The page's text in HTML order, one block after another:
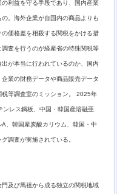
利益を守る手段であり、国内産業
。海外企業が自国内の商品よりも
価格差を相殺する関税をかける措
査を行うのが経産省の特殊関税等
が本当に行われているのか、国内
業の財務データや商品販売データ
等調査室のミッション。 2025年
レス鋼板、中国・韓国産溶融亜
、韓国産炭酸カリウム、韓国・中
調査が実施されている。
及び馬祖から成る独立の関税地域